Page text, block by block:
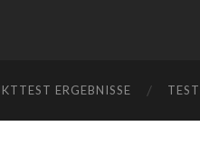
ERGEBNISSE